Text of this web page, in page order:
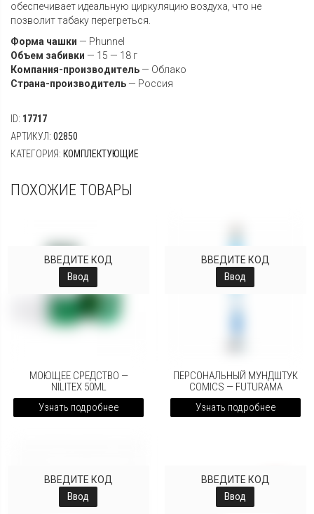
обеспечивает идеальную циркуляцию воздуха, что не
позволит табаку перегреться.
Форма чашки — Phunnel
Объем забивки — 15 — 18 г
Компания-производитель — Облако
Страна-производитель — Россия
ID: 17717
АРТИКУЛ: 02850
КАТЕГОРИЯ: КОМПЛЕКТУЮЩИЕ
ПОХОЖИЕ ТОВАРЫ
ВВЕДИТЕ КОД
Ввод
МОЮЩЕЕ СРЕДСТВО —
NILITEX 50ML
Узнать подробнее
ВВЕДИТЕ КОД
Ввод
ПЕРСОНАЛЬНЫЙ МУНДШТУК
COMICS — FUTURAMA
Узнать подробнее
ВВЕДИТЕ КОД
Ввод
ВВЕДИТЕ КОД
Ввод